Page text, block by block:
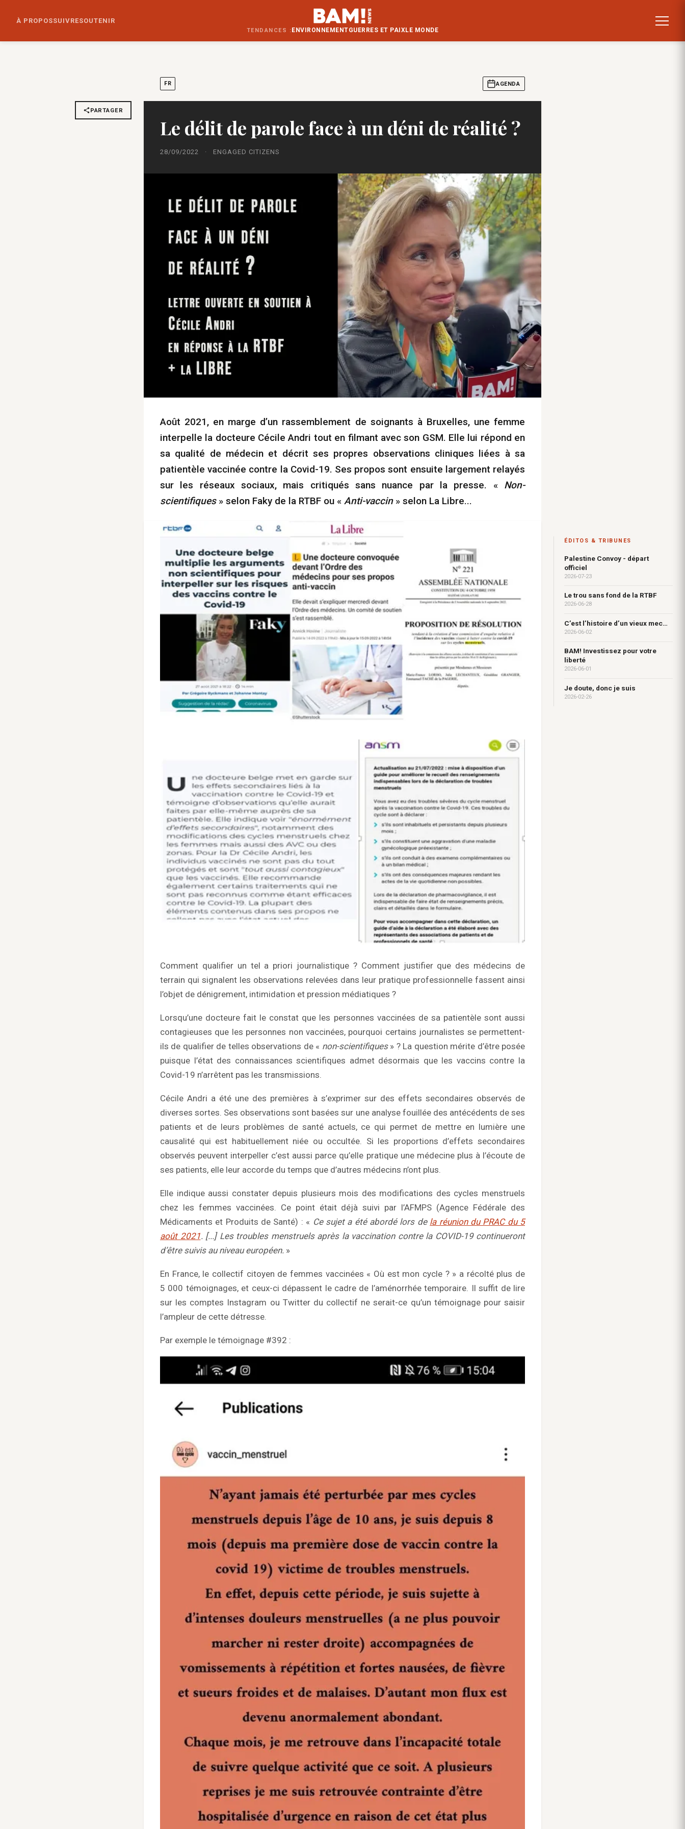
À PROPOSSUIVRESOUTENIR
TENDANCES : ENVIRONNEMENTGUERRES ET PAIXLE MONDE
FR AGENDA
PARTAGER
Le délit de parole face à un déni de réalité ?
28/09/2022 · ENGAGED CITIZENS
Août 2021, en marge d’un rassemblement de soignants à Bruxelles, une femme
interpelle la docteure Cécile Andri tout en filmant avec son GSM. Elle lui répond en
sa qualité de médecin et décrit ses propres observations cliniques liées à sa
patientèle vaccinée contre la Covid-19. Ses propos sont ensuite largement relayés
sur les réseaux sociaux, mais critiqués sans nuance par la presse. « Non-
scientifiques» selon Faky de la RTBF ou « Anti-vaccin» selon La Libre...
Comment qualifier un tel a priori journalistique ? Comment justifier que des médecins de
terrain qui signalent les observations relevées dans leur pratique professionnelle fassent ainsi
l’objet de dénigrement, intimidation et pression médiatiques ?
Lorsqu’une docteure fait le constat que les personnes vaccinées de sa patientèle sont aussi
contagieuses que les personnes non vaccinées, pourquoi certains journalistes se permettent-
ils de qualifier de telles observations de « non-scientifiques» ? La question mérite d’être posée
puisque l’état des connaissances scientifiques admet désormais que les vaccins contre la
Covid-19 n’arrêtent pas les transmissions.
Cécile Andri a été une des premières à s’exprimer sur des effets secondaires observés de
diverses sortes. Ses observations sont basées sur une analyse fouillée des antécédents de ses
patients et de leurs problèmes de santé actuels, ce qui permet de mettre en lumière une
causalité qui est habituellement niée ou occultée. Si les proportions d’effets secondaires
observés peuvent interpeller c’est aussi parce qu’elle pratique une médecine plus à l’écoute de
ses patients, elle leur accorde du temps que d’autres médecins n’ont plus.
Elle indique aussi constater depuis plusieurs mois des modifications des cycles menstruels
chez les femmes vaccinées. Ce point était déjà suivi par l’AFMPS (Agence Fédérale des
Médicaments et Produits de Santé) : « Ce sujet a été abordé lors de la réunion du PRAC du 5
août 2021. [...] Les troubles menstruels après la vaccination contre la COVID-19 continueront
d’être suivis au niveau européen. »
En France, le collectif citoyen de femmes vaccinées « Où est mon cycle ? » a récolté plus de
5 000 témoignages, et ceux-ci dépassent le cadre de l’aménorrhée temporaire. Il suffit de lire
sur les comptes Instagram ou Twitter du collectif ne serait-ce qu’un témoignage pour saisir
l’ampleur de cette détresse.
Par exemple le témoignage #392 :
ÉDITOS & TRIBUNES
Palestine Convoy - départ
officiel
2026-07-23
Le trou sans fond de la RTBF
2026-06-28
C’est l’histoire d’un vieux mec…
2026-06-02
BAM! Investissez pour votre
liberté
2026-06-01
Je doute, donc je suis
2026-02-26